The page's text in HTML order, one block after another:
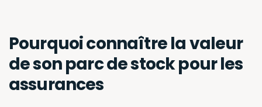
Pourquoi connaître la valeur
de son parc de stock pour les
assurances